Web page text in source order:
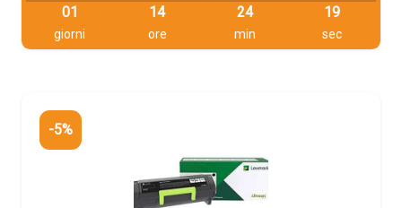
01
giorni
14
ore
24
min
18
sec
-5%